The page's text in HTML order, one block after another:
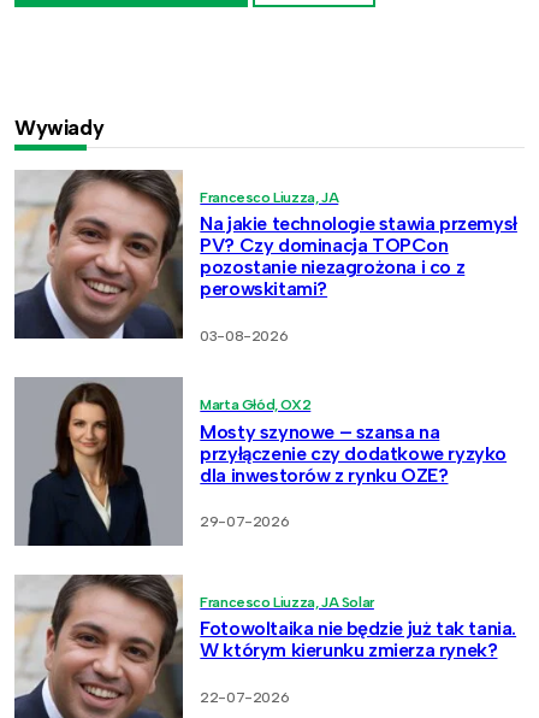
Wywiady
Francesco Liuzza, JA
Na jakie technologie stawia przemysł
PV? Czy dominacja TOPCon
pozostanie niezagrożona i co z
perowskitami?
03-08-2026
Marta Głód, OX2
Mosty szynowe – szansa na
przyłączenie czy dodatkowe ryzyko
dla inwestorów z rynku OZE?
29-07-2026
Francesco Liuzza, JA Solar
Fotowoltaika nie będzie już tak tania.
W którym kierunku zmierza rynek?
22-07-2026